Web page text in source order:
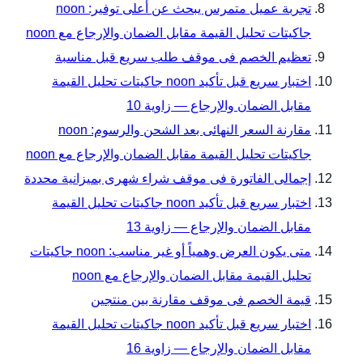
تجربة عميل متمرس يبحث عن أعلى توفير: noon
جاكيتات تحليل القيمة مقابل الضمان والإرجاع مع noon
تعظيم الخصم فى موقف طلب سريع قبل مناسبة
اختبار سريع قبل تأكيد noon جاكيتات تحليل القيمة
مقابل الضمان والإرجاع — زاوية 10
مقارنة السعر النهائى بعد الشحن والرسوم: noon
جاكيتات تحليل القيمة مقابل الضمان والإرجاع مع noon
إجمالى الفاتورة فى موقف شراء شهرى بميزانية محددة
اختبار سريع قبل تأكيد noon جاكيتات تحليل القيمة
مقابل الضمان والإرجاع — زاوية 13
متى يكون العرض وهمياً أو غير مناسب: noon جاكيتات
تحليل القيمة مقابل الضمان والإرجاع مع noon
قيمة الخصم فى موقف مقارنة بين منتجين
اختبار سريع قبل تأكيد noon جاكيتات تحليل القيمة
مقابل الضمان والإرجاع — زاوية 16